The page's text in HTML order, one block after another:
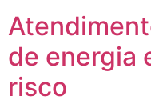
de energia
risco